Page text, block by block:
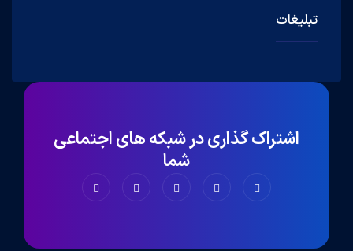
تبلیغات
اشتراک گذاری در شبکه های اجتماعی
شما